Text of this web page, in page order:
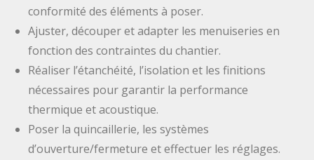
conformité des éléments à poser.
Ajuster, découper et adapter les menuiseries en
fonction des contraintes du chantier.
Réaliser l’étanchéité, l’isolation et les finitions
nécessaires pour garantir la performance
thermique et acoustique.
Poser la quincaillerie, les systèmes
d’ouverture/fermeture et effectuer les réglages.